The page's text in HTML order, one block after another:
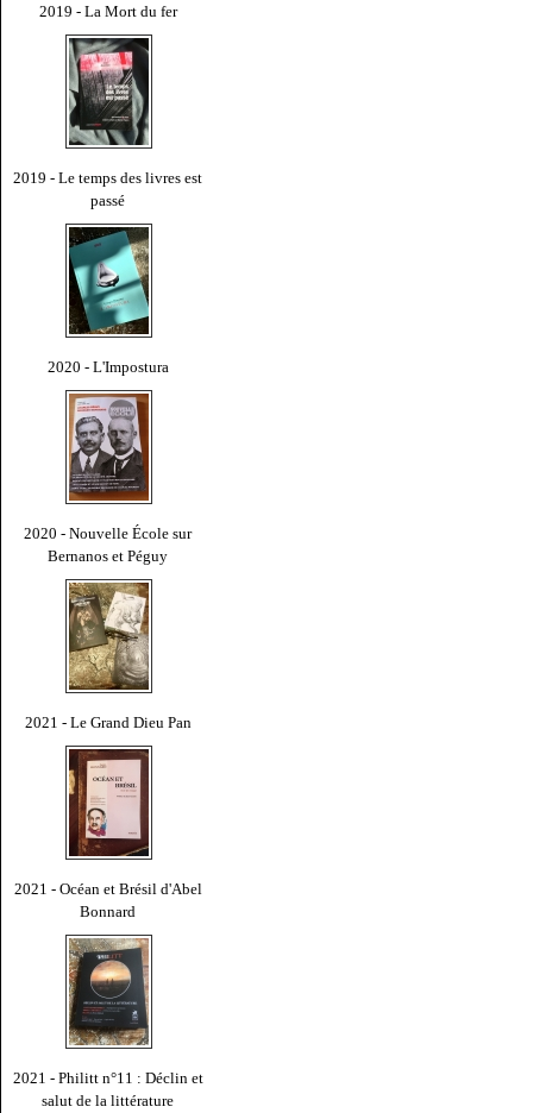
2019 - La Mort du fer
2019 - Le temps des livres est
passé
2020 - L'Impostura
2020 - Nouvelle École sur
Bernanos et Péguy
2021 - Le Grand Dieu Pan
2021 - Océan et Brésil d'Abel
Bonnard
2021 - Philitt n°11 : Déclin et
salut de la littérature